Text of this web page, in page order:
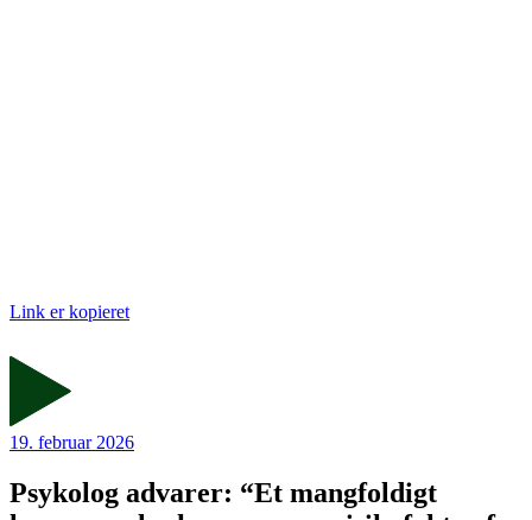
Link er kopieret
19. februar 2026
Psykolog advarer: “Et mangfoldigt